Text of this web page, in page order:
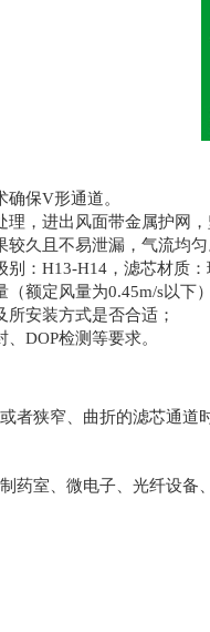
保V形通道。
，进出风面带金属护网，
久且不易泄漏，气流均匀
：H13-H14，滤芯材质：
额定风量为0.45m/s以下）
安装方式是否合适；
DOP检测等要求。
者狭窄、曲折的滤芯通道
药室、微电子、光纤设备